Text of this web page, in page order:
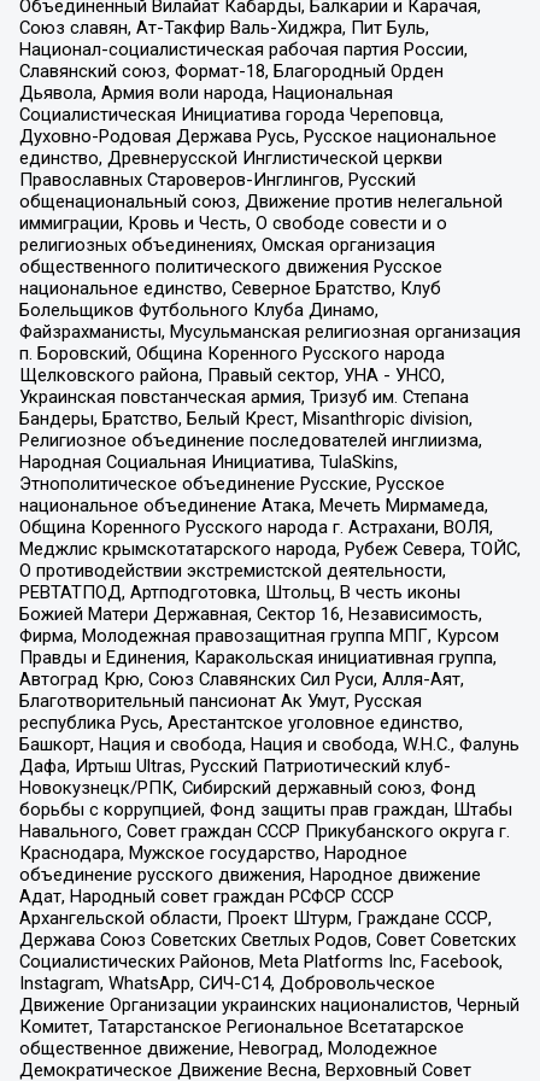
Объединенный Вилайат Кабарды, Балкарии и Карачая,
Союз славян, Ат-Такфир Валь-Хиджра, Пит Буль,
Национал-социалистическая рабочая партия России,
Славянский союз, Формат-18, Благородный Орден
Дьявола, Армия воли народа, Национальная
Социалистическая Инициатива города Череповца,
Духовно-Родовая Держава Русь, Русское национальное
единство, Древнерусской Инглистической церкви
Православных Староверов-Инглингов, Русский
общенациональный союз, Движение против нелегальной
иммиграции, Кровь и Честь, О свободе совести и о
религиозных объединениях, Омская организация
общественного политического движения Русское
национальное единство, Северное Братство, Клуб
Болельщиков Футбольного Клуба Динамо,
Файзрахманисты, Мусульманская религиозная организация
п. Боровский, Община Коренного Русского народа
Щелковского района, Правый сектор, УНА - УНСО,
Украинская повстанческая армия, Тризуб им. Степана
Бандеры, Братство, Белый Крест, Misanthropic division,
Религиозное объединение последователей инглиизма,
Народная Социальная Инициатива, TulaSkins,
Этнополитическое объединение Русские, Русское
национальное объединение Атака, Мечеть Мирмамеда,
Община Коренного Русского народа г. Астрахани, ВОЛЯ,
Меджлис крымскотатарского народа, Рубеж Севера, ТОЙС,
О противодействии экстремистской деятельности,
РЕВТАТПОД, Артподготовка, Штольц, В честь иконы
Божией Матери Державная, Сектор 16, Независимость,
Фирма, Молодежная правозащитная группа МПГ, Курсом
Правды и Единения, Каракольская инициативная группа,
Автоград Крю, Союз Славянских Сил Руси, Алля-Аят,
Благотворительный пансионат Ак Умут, Русская
республика Русь, Арестантское уголовное единство,
Башкорт, Нация и свобода, Нация и свобода, W.H.С., Фалунь
Дафа, Иртыш Ultras, Русский Патриотический клуб-
Новокузнецк/РПК, Сибирский державный союз, Фонд
борьбы с коррупцией, Фонд защиты прав граждан, Штабы
Навального, Совет граждан СССР Прикубанского округа г.
Краснодара, Мужское государство, Народное
объединение русского движения, Народное движение
Адат, Народный совет граждан РСФСР СССР
Архангельской области, Проект Штурм, Граждане СССР,
Держава Союз Советских Светлых Родов, Совет Советских
Социалистических Районов, Meta Platforms Inc, Facebook,
Instagram, WhatsApp, СИЧ-С14, Добровольческое
Движение Организации украинских националистов, Черный
Комитет, Татарстанское Региональное Всетатарское
общественное движение, Невоград, Молодежное
Демократическое Движение Весна, Верховный Совет